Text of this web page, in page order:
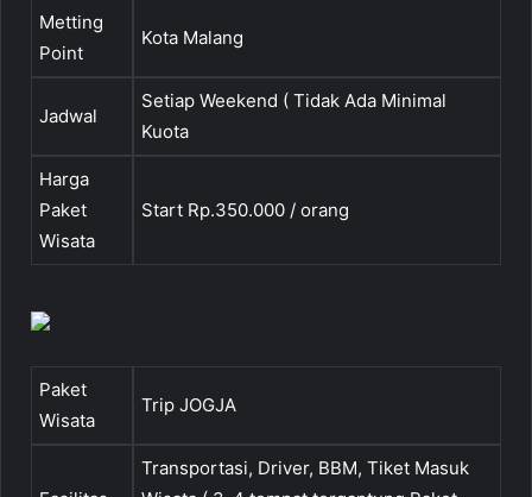
Metting
Point
Kota Malang
Jadwal
Setiap Weekend ( Tidak Ada Minimal
Kuota
Harga
Paket
Wisata
Start Rp.350.000 / orang
Paket
Wisata
Trip JOGJA
Transportasi, Driver, BBM, Tiket Masuk